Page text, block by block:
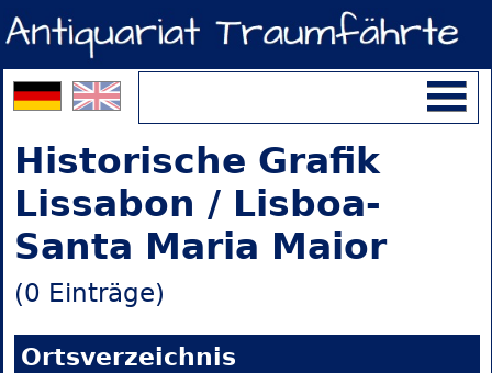
Historische Grafik
Lissabon / Lisboa-
Santa Maria Maior
(0 Einträge)
Ortsverzeichnis